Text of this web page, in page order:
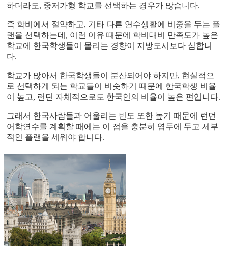
하더라도, 중저가형 학교를 선택하는 경우가 많습니다.
즉 학비에서 절약하고, 기타 다른 연수생활에 비중을 두는 플
랜을 선택하는데, 이런 이유 때문에 학비대비 만족도가 높은
학교에 한국학생들이 몰리는 경향이 지방도시보다 심합니
다.
학교가 많아서 한국학생들이 분산되어야 하지만, 현실적으
로 선택하게 되는 학교들이 비슷하기 때문에 한국학생 비율
이 높고, 런던 자체적으로도 한국인의 비율이 높은 편입니다.
그래서 한국사람들과 어울리는 빈도 또한 높기 때문에 런던
어학연수를 계획할 때에는 이 점을 충분히 염두에 두고 세부
적인 플랜을 세워야 합니다.